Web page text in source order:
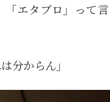
「エタブロ」って
分からん」